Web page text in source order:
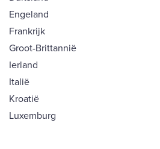
Engeland
Frankrijk
Groot-Brittannië
Ierland
Italië
Kroatië
Luxemburg